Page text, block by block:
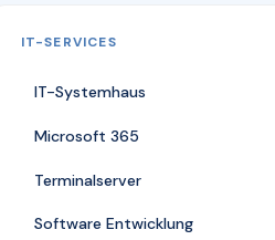
IT-SERVICES
IT-Systemhaus
Microsoft 365
Terminalserver
Software Entwicklung